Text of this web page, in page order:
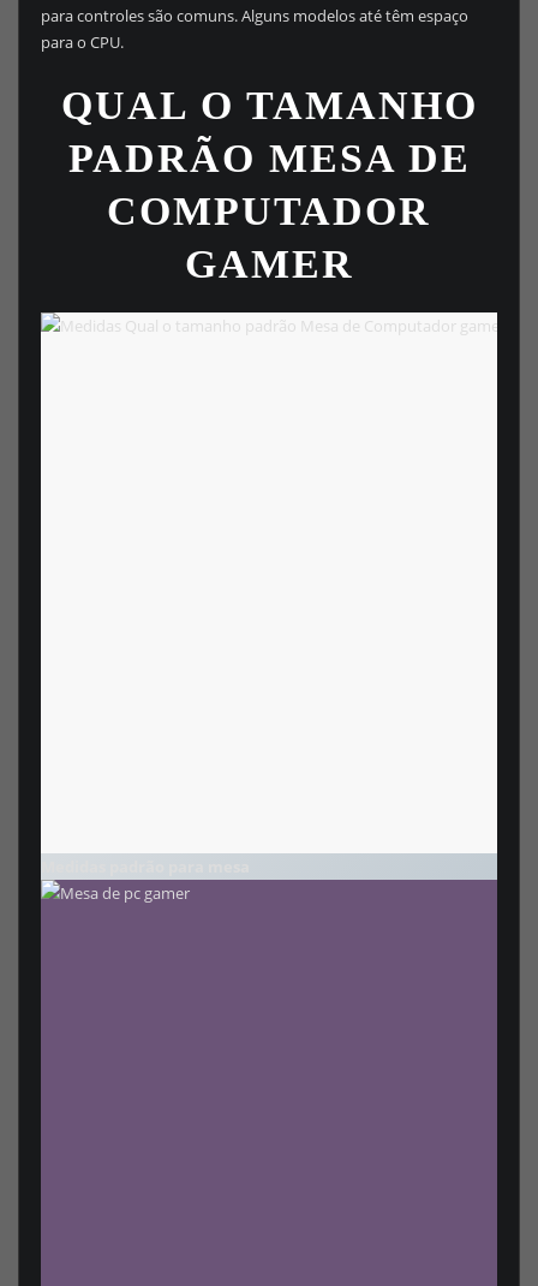
para controles são comuns. Alguns modelos até têm espaço
para o CPU.
QUAL O TAMANHO
PADRÃO MESA DE
COMPUTADOR
GAMER